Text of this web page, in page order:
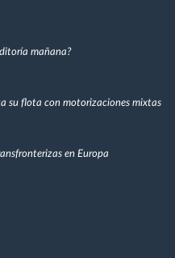
mañana?
su flota con motorizaciones mixtas
en Europa